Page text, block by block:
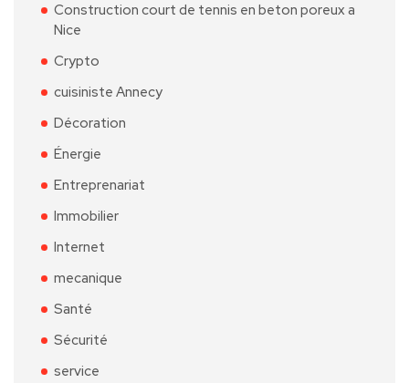
Construction court de tennis en beton poreux a
Nice
Crypto
cuisiniste Annecy
Décoration
Énergie
Entreprenariat
Immobilier
Internet
mecanique
Santé
Sécurité
service